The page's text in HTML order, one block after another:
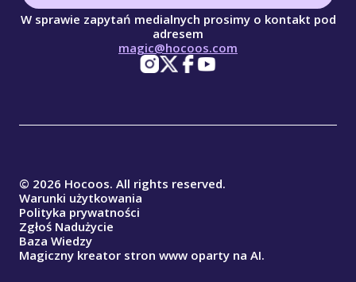
W sprawie zapytań medialnych prosimy o kontakt pod
adresem
magic@hocoos.com
© 2026 Hocoos. All rights reserved.
Warunki użytkowania
Polityka prywatności
Zgłoś Nadużycie
Baza Wiedzy
Magiczny kreator stron www oparty na AI.